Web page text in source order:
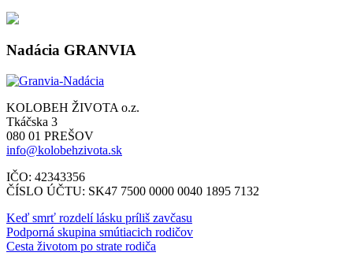
Nadácia GRANVIA
KOLOBEH ŽIVOTA o.z.
Tkáčska 3
080 01 PREŠOV
info@kolobehzivota.sk
IČO: 42343356
ČÍSLO ÚČTU: SK47 7500 0000 0040 1895 7132
Keď smrť rozdelí lásku príliš zavčasu
Podporná skupina smútiacich rodičov
Cesta životom po strate rodiča